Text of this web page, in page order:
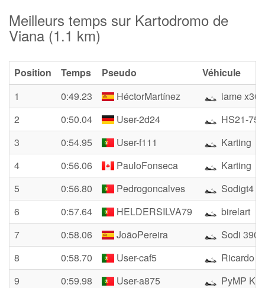
Meilleurs temps sur Kartodromo de
Viana (1.1 km)
Position Temps Pseudo
Véhicule
1
0:49.23 HéctorMartínez
iame x30
2
0:50.04 User-2d24
HS21-75
3
0:54.95 User-f111
Karting
4
0:56.06 PauloFonseca
Karting
5
0:56.80 Pedrogoncalves
Sodigt4
6
0:57.64 HELDERSILVA79
birelart
7
0:58.06 JoãoPereira
Sodi 390
8
0:58.70 User-caf5
Ricardo
9
0:59.98 User-a875
PyMP